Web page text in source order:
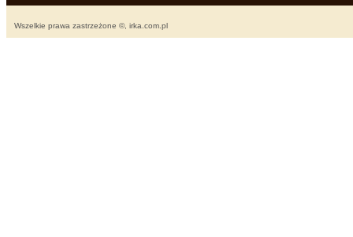
Wszelkie prawa zastrzeżone ©, irka.com.pl